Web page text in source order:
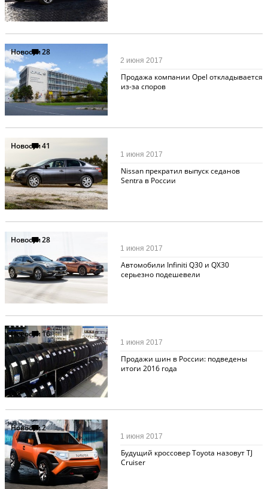
Новости28
Продажа компании Opel откладывается
из-за споров
2 июня 2017
Новости41
Nissan прекратил выпуск седанов
Sentra в России
1 июня 2017
Новости28
Автомобили Infiniti Q30 и QX30
серьезно подешевели
1 июня 2017
Новости16
Продажи шин в России: подведены
итоги 2016 года
1 июня 2017
Новости2
Будущий кроссовер Toyota назовут TJ
Cruiser
1 июня 2017